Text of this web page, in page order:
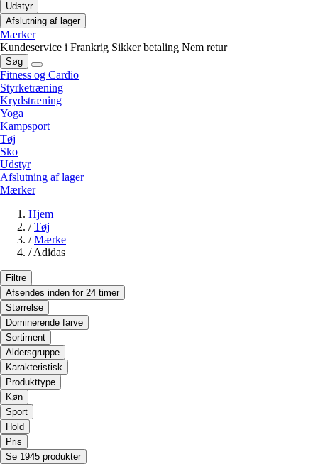
Udstyr
Afslutning af lager
Mærker
Kundeservice i Frankrig Sikker betaling Nem retur
Søg
Fitness og Cardio
Styrketræning
Krydstræning
Yoga
Kampsport
Tøj
Sko
Udstyr
Afslutning af lager
Mærker
Hjem
/ Tøj
/ Mærke
/Adidas
Filtre
Afsendes inden for 24 timer
Størrelse
Dominerende farve
Sortiment
Aldersgruppe
Karakteristisk
Produkttype
Køn
Sport
Hold
Pris
Se 1945 produkter